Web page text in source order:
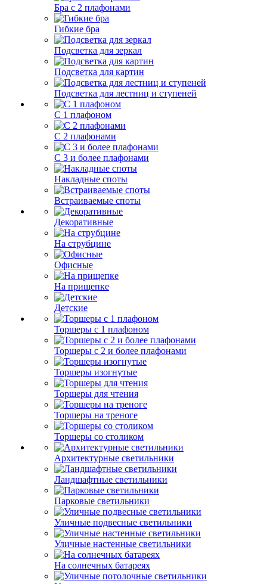
Бра с 2 плафонами
Гибкие бра
Подсветка для зеркал
Подсветка для картин
Подсветка для лестниц и ступеней
С 1 плафоном
С 2 плафонами
С 3 и более плафонами
Накладные споты
Встраиваемые споты
Декоративные
На струбцине
Офисные
На прищепке
Детские
Торшеры с 1 плафоном
Торшеры с 2 и более плафонами
Торшеры изогнутые
Торшеры для чтения
Торшеры на треноге
Торшеры со столиком
Архитектурные светильники
Ландшафтные светильники
Парковые светильники
Уличные подвесные светильники
Уличные настенные светильники
На солнечных батареях